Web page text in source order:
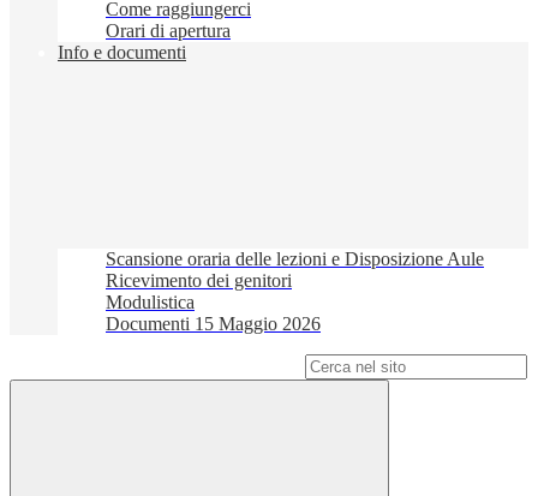
Come raggiungerci
Orari di apertura
Info e documenti
Scansione oraria delle lezioni e Disposizione Aule
Ricevimento dei genitori
Modulistica
Documenti 15 Maggio 2026